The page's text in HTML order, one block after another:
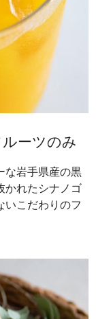
ーツのみ
な岩手県産の黒
かれたシナノゴ
いこだわりのフ